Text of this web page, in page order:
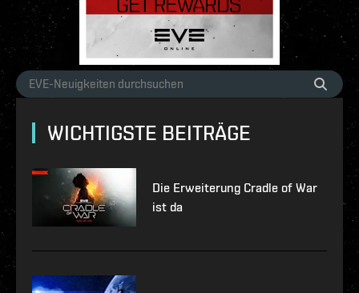
WICHTIGSTE BEITRÄGE
Die Erweiterung Cradle of War
ist da